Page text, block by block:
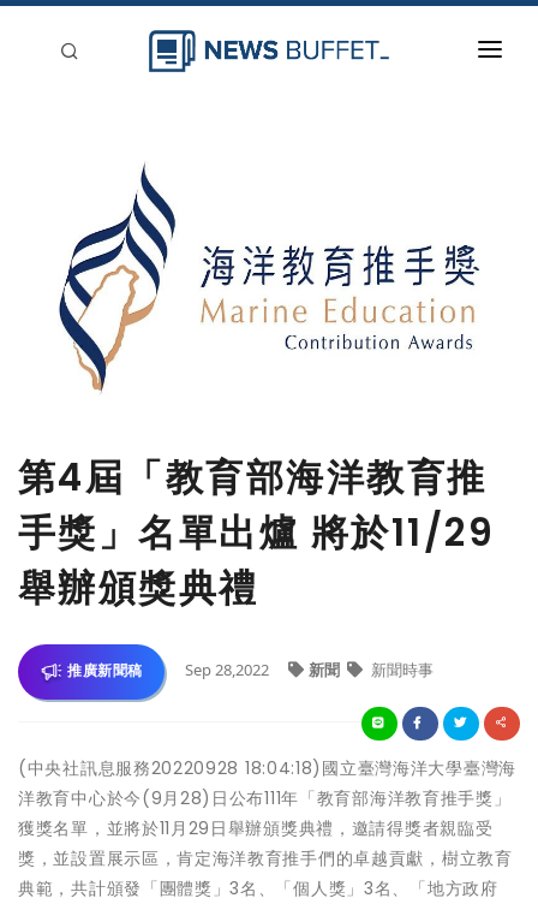
刊登
第4屆「教育部海洋教育推
手獎」名單出爐 將於11/29
舉辦頒獎典禮
推廣新聞稿 Sep 28,2022 新聞 新聞時事
(中央社訊息服務20220928 18:04:18)國立臺灣海洋大學臺灣海
洋教育中心於今(9月28)日公布111年「教育部海洋教育推手獎」
獲獎名單，並將於11月29日舉辦頒獎典禮，邀請得獎者親臨受
獎，並設置展示區，肯定海洋教育推手們的卓越貢獻，樹立教育
典範，共計頒發「團體獎」3名、「個人獎」3名、「地方政府